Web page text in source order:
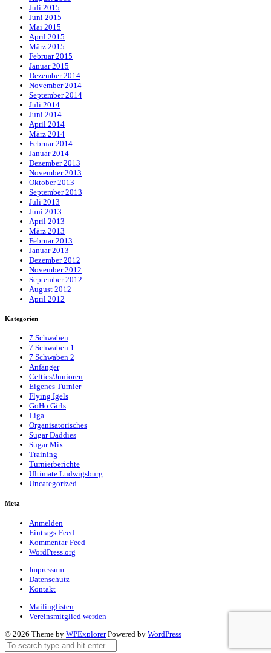
Juli 2015
Juni 2015
Mai 2015
April 2015
März 2015
Februar 2015
Januar 2015
Dezember 2014
November 2014
September 2014
Juli 2014
Juni 2014
April 2014
März 2014
Februar 2014
Januar 2014
Dezember 2013
November 2013
Oktober 2013
September 2013
Juli 2013
Juni 2013
April 2013
März 2013
Februar 2013
Januar 2013
Dezember 2012
November 2012
September 2012
August 2012
April 2012
Kategorien
7 Schwaben
7 Schwaben 1
7 Schwaben 2
Anfänger
Celtics/Junioren
Eigenes Turnier
Flying Igels
GoHo Girls
Liga
Organisatorisches
Sugar Daddies
Sugar Mix
Training
Turnierberichte
Ultimate Ludwigsburg
Uncategorized
Meta
Anmelden
Eintrags-Feed
Kommentar-Feed
WordPress.org
Impressum
Datenschutz
Kontakt
Mailinglisten
Vereinsmitglied werden
© 2026 Theme by WPExplorerPowered by WordPress